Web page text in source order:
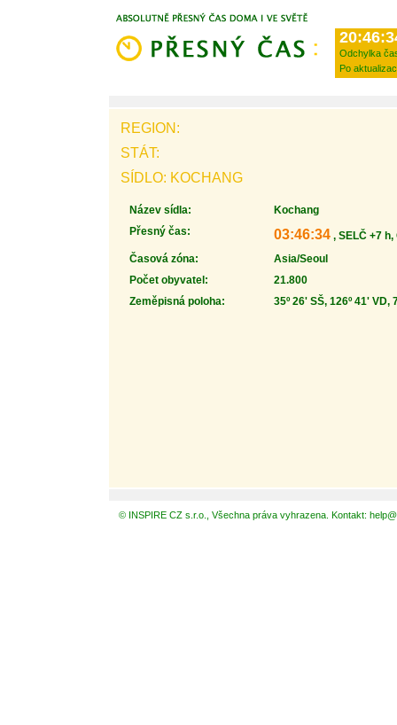
Odchylka
Po
REGION:
STÁT:
SÍDLO: KOCHANG
Název sídla:
Kochang
Přesný čas:
03:46:34 , SELČ +7 h,
Časová zóna:
Asia/Seoul
Počet obyvatel:
21.800
Zeměpisná poloha:
35º 26' SŠ, 126º 41' VD,
© INSPIRE CZ s.r.o., Všechna práva vyhrazena. Kontakt: